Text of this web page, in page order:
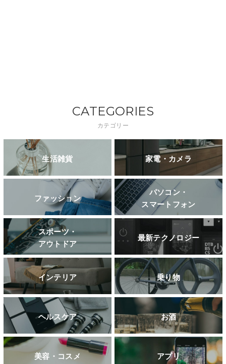
CATEGORIES
カテゴリー
生活雑貨 家電・カメラ
ファッション
パソコン・
スマートフォン
スポーツ・
アウトドア
最新テクノロジー
インテリア 乗り物
ヘルスケア お酒
美容・コスメ アプリ